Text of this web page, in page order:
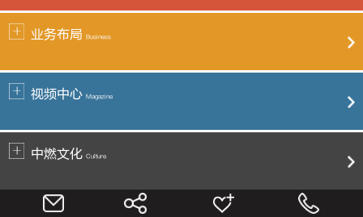
业务布局 Business
视频中心 Magazine
中燃文化 Culture